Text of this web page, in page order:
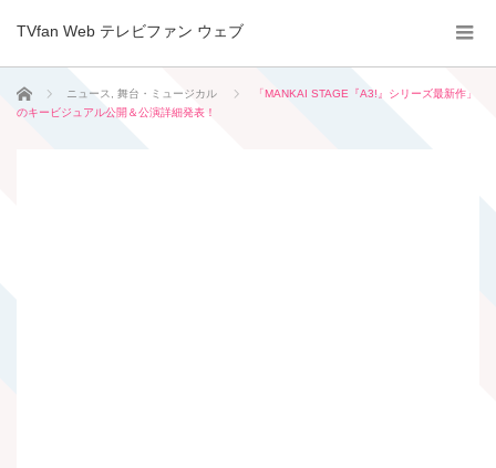
TVfan Web テレビファン ウェブ
ホーム ニュース 舞台・ミュージカル
「MANKAI STAGE『A3!』シリーズ最新作」
のキービジュアル公開＆公演詳細発表！